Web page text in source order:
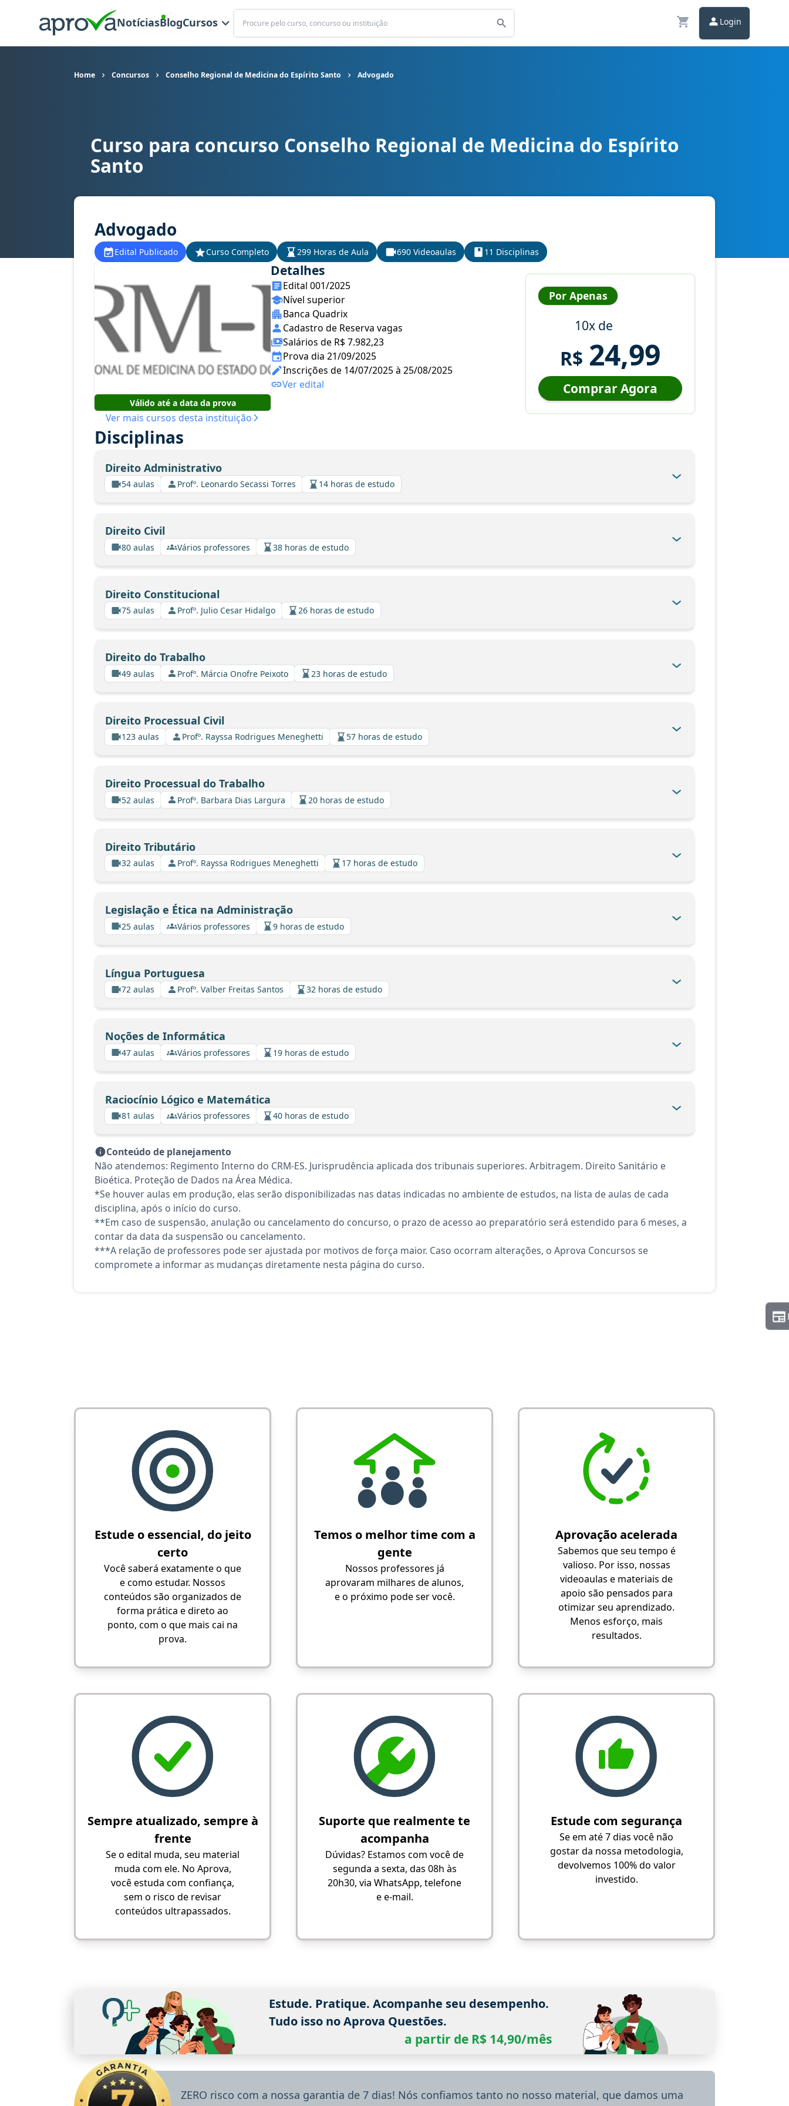
NotíciasBlogCursos
Buscar
Login
Home Concursos Conselho Regional de Medicina do Espírito Santo Advogado
Curso para concurso CRM ES - Conselho Regional de Medicina do Espírito Santo cargo Advogado
Curso para concurso Conselho Regional de Medicina do Espírito
Santo
Advogado
Edital Publicado Curso Completo 299 Horas de Aula 690 Videoaulas 11 Disciplinas
Válido até a data da prova
Ver mais cursos desta instituição
Detalhes
Edital 001/2025
Nível superior
Banca Quadrix
Cadastro de Reserva vagas
Salários de R$ 7.982,23
Prova dia 21/09/2025
Inscrições de 14/07/2025 à 25/08/2025
Ver edital
Por Apenas
10x de
R$ 24,99
Comprar Agora
Disciplinas
Direito Administrativo
54 aulas Profº. Leonardo Secassi Torres 14 horas de estudo
Direito Civil
80 aulas Vários professores 38 horas de estudo
Direito Constitucional
75 aulas Profº. Julio Cesar Hidalgo 26 horas de estudo
Direito do Trabalho
49 aulas Profº. Márcia Onofre Peixoto 23 horas de estudo
Direito Processual Civil
123 aulas Profº. Rayssa Rodrigues Meneghetti 57 horas de estudo
Direito Processual do Trabalho
52 aulas Profº. Barbara Dias Largura 20 horas de estudo
Direito Tributário
32 aulas Profº. Rayssa Rodrigues Meneghetti 17 horas de estudo
Legislação e Ética na Administração
25 aulas Vários professores 9 horas de estudo
Língua Portuguesa
72 aulas Profº. Valber Freitas Santos 32 horas de estudo
Noções de Informática
47 aulas Vários professores 19 horas de estudo
Raciocínio Lógico e Matemática
81 aulas Vários professores 40 horas de estudo
Conteúdo de planejamento
Não atendemos: Regimento Interno do CRM-ES. Jurisprudência aplicada dos tribunais superiores. Arbitragem. Direito Sanitário e
Bioética. Proteção de Dados na Área Médica.
*Se houver aulas em produção, elas serão disponibilizadas nas datas indicadas no ambiente de estudos, na lista de aulas de cada
disciplina, após o início do curso.
**Em caso de suspensão, anulação ou cancelamento do concurso, o prazo de acesso ao preparatório será estendido para 6 meses, a
contar da data da suspensão ou cancelamento.
***A relação de professores pode ser ajustada por motivos de força maior. Caso ocorram alterações, o Aprova Concursos se
compromete a informar as mudanças diretamente nesta página do curso.
Estude o essencial, do jeito
certo
Você saberá exatamente o que
e como estudar. Nossos
conteúdos são organizados de
forma prática e direto ao
ponto, com o que mais cai na
prova.
Temos o melhor time com a
gente
Nossos professores já
aprovaram milhares de alunos,
e o próximo pode ser você.
Aprovação acelerada
Sabemos que seu tempo é
valioso. Por isso, nossas
videoaulas e materiais de
apoio são pensados para
otimizar seu aprendizado.
Menos esforço, mais
resultados.
Sempre atualizado, sempre à
frente
Se o edital muda, seu material
muda com ele. No Aprova,
você estuda com confiança,
sem o risco de revisar
conteúdos ultrapassados.
Suporte que realmente te
acompanha
Dúvidas? Estamos com você de
segunda a sexta, das 08h às
20h30, via WhatsApp, telefone
e e-mail.
Estude com segurança
Se em até 7 dias você não
gostar da nossa metodologia,
devolvemos 100% do valor
investido.
Estude. Pratique. Acompanhe seu desempenho.
Tudo isso no Aprova Questões.
a partir de R$ 14,90/mês
ZERO risco com a nossa garantia de 7 dias! Nós confiamos tanto no nosso material, que damos uma